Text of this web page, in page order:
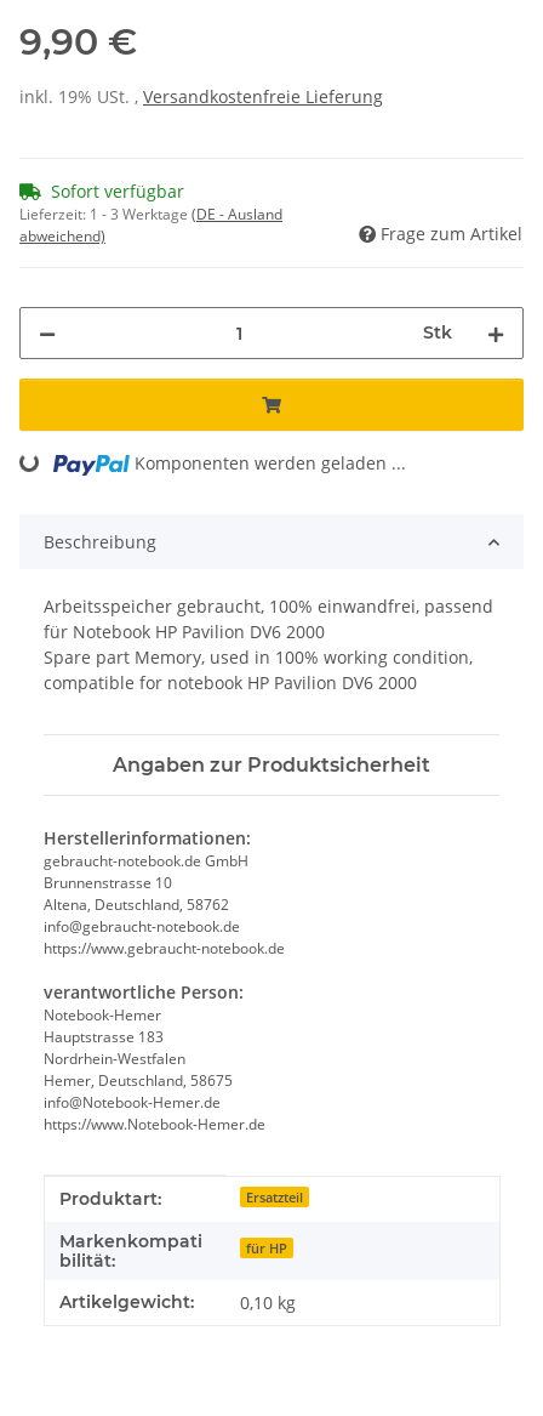
9,90 €
inkl. 19% USt. , Versandkostenfreie Lieferung
Sofort verfügbar
Lieferzeit: 1 - 3 Werktage (DE - Ausland
abweichend)
Frage zum Artikel
Stk
Loading... Komponenten werden geladen ...
Beschreibung
Arbeitsspeicher gebraucht, 100% einwandfrei, passend
für Notebook HP Pavilion DV6 2000
Spare part Memory, used in 100% working condition,
compatible for notebook HP Pavilion DV6 2000
Angaben zur Produktsicherheit
Herstellerinformationen:
gebraucht-notebook.de GmbH
Brunnenstrasse 10
Altena, Deutschland, 58762
info@gebraucht-notebook.de
https://www.gebraucht-notebook.de
verantwortliche Person:
Notebook-Hemer
Hauptstrasse 183
Nordrhein-Westfalen
Hemer, Deutschland, 58675
info@Notebook-Hemer.de
https://www.Notebook-Hemer.de
Produkteigenschaft
Wert
Produktart: Ersatzteil
Markenkompati
bilität:
für HP
Artikelgewicht: 0,10 kg